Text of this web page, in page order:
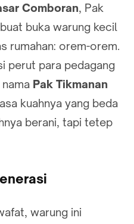
Comboran, Pak
buka warung kecil
rumahan: orem-orem.
perut para pedagang
Pak Tikmanan
kuahnya yang beda
berani, tapi tetep
warung ini